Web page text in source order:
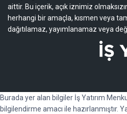
aittir. Bu içerik, açık iznimiz
herhangi bir amaçla, kısmen veya
dağıtılamaz, yayımlanamaz veya
Burada yer alan bilgiler İş Yatırım
bilgilendirme amacı ile hazırlanmıştır.